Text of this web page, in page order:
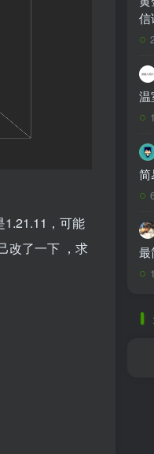
1.21.11，可能
改了一下 ，求
信
温
简
最